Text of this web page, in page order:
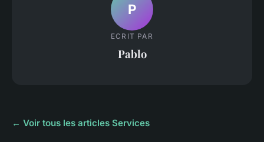
P
ECRIT PAR
Pablo
← Voir tous les articles Services